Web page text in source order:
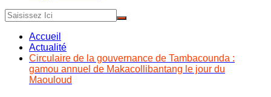
Accueil
Actualité
Circulaire de la gouvernance de Tambacounda :
gamou annuel de Makacollibantang le jour du
Maouloud